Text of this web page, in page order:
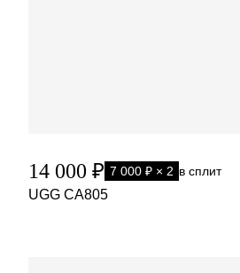
14 000 ₽ 7 000 ₽ × 2 в сплит
UGG CA805